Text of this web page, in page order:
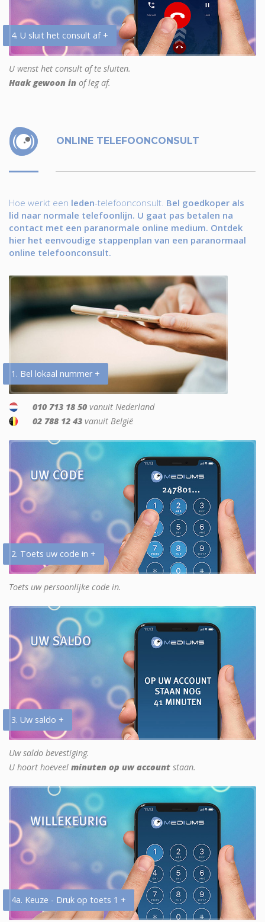
4. U sluit het consult af +
U wenst het consult af te sluiten.
Haak gewoon in of leg af.
ONLINE TELEFOONCONSULT
Hoe werkt een leden-telefoonconsult. Bel goedkoper als
lid naar normale telefoonlijn. U gaat pas betalen na
contact met een paranormale online medium. Ontdek
hier het eenvoudige stappenplan van een paranormaal
online telefoonconsult.
1. Bel lokaal nummer +
010 713 18 50 vanuit Nederland
02 788 12 43 vanuit België
2. Toets uw code in +
Toets uw persoonlijke code in.
3. Uw saldo +
Uw saldo bevestiging.
U hoort hoeveel minuten op uw account staan.
4a. Keuze - Druk op toets 1 +